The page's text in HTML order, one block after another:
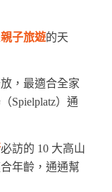
親子旅遊的天
，最適合全家
Spielplatz）通
必訪的 10 大高山
年齡，通通幫